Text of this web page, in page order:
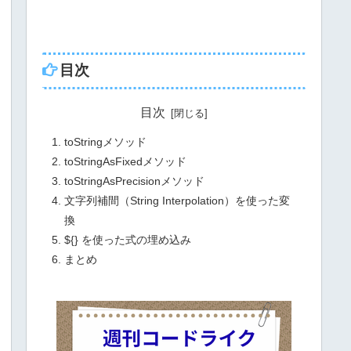
目次
目次
toStringメソッド
toStringAsFixedメソッド
toStringAsPrecisionメソッド
文字列補間（String Interpolation）を使った変
換
${} を使った式の埋め込み
まとめ